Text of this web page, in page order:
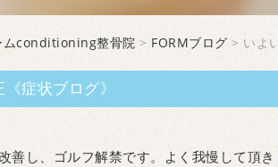
ムconditioning整骨院 > FORMブログ > いよ
症状ブログ》
善し、ゴルフ解禁です。よく我慢して頂き